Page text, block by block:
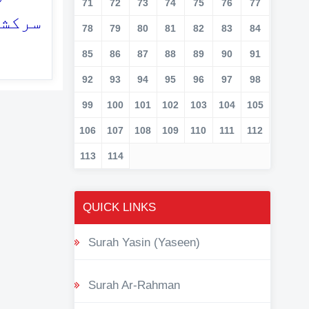
71 72 73 74 75 76 77
78 79 80 81 82 83 84
85 86 87 88 89 90 91
92 93 94 95 96 97 98
99 100 101 102 103 104 105
106 107 108 109 110 111 112
113 114
QUICK LINKS
Surah Yasin (Yaseen)
Surah Ar-Rahman